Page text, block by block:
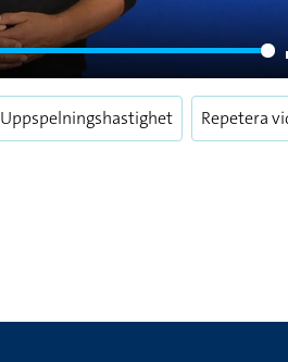
Uppspelningshastighet Repetera